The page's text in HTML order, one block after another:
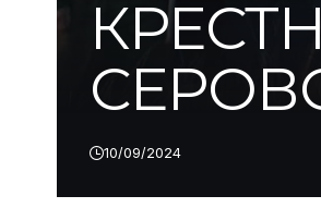
10/09/2024